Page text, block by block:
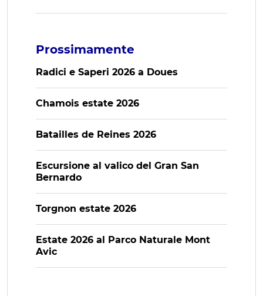
Prossimamente
Radici e Saperi 2026 a Doues
Chamois estate 2026
Batailles de Reines 2026
Escursione al valico del Gran San
Bernardo
Torgnon estate 2026
Estate 2026 al Parco Naturale Mont
Avic